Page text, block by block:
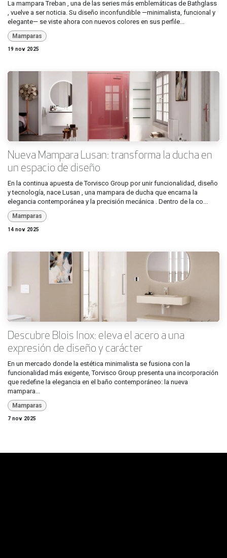
La mampara Treban , una de las series más emblemáticas de Bathglass
, vuelve a ser noticia. Su diseño inconfundible —minimalista, funcional y
elegante— se viste ahora con nuevos colores en sus perfile...
Mamparas
19 nov 2025
Nueva Mampara Lusan: transforma la ducha en
un espacio de diseño
En la continua apuesta de Torvisco Group por unir funcionalidad, diseño
y tecnología, nace Lusan , una mampara de ducha que encarna la
elegancia contemporánea y la precisión mecánica . Dentro de la co...
Mamparas
14 nov 2025
Descubre Blois Inox: eleva el acero a una
expresión de diseño y carácter
En un mercado donde la estética minimalista se fusiona con la
funcionalidad más exigente, Torvisco Group presenta una incorporación
que redefine la elegancia en el baño contemporáneo: la nueva
mampara...
Mamparas
7 nov 2025